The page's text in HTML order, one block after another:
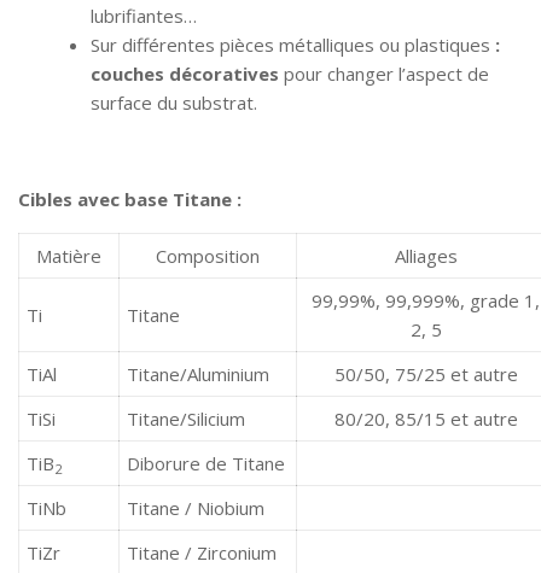
lubrifiantes…
Sur différentes pièces métalliques ou plastiques :
couches décoratives pour changer l’aspect de
surface du substrat.
Cibles avec base Titane :
Matière Composition Alliages
Ti Titane
99,99%, 99,999%, grade 1,
2, 5
TiAl
Titane/Aluminium
50/50, 75/25 et autre
TiSi
Titane/Silicium
80/20, 85/15 et autre
TiB2
Diborure de Titane
TiNb
Titane / Niobium
TiZr
Titane / Zirconium